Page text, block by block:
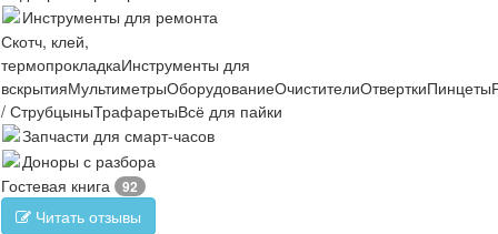
Инструменты для ремонта
Скотч, клей,
термопрокладкаИнструменты для
вскрытияМультиметрыОборудованиеОчистителиОтверткиПинцеты
/ СтрубцыныТрафаретыВсё для пайки
Запчасти для смарт-часов
Доноры с разбора
Гостевая книга
92
Читать отзывы